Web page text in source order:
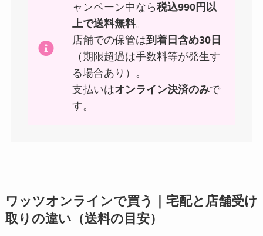
ャンペーン中なら税込990円以
上で送料無料。
店舗での保管は到着日含め30日
（期限超過は手数料等が発生す
る場合あり）。
支払いはオンライン決済のみで
す。
ワッツオンラインで買う｜宅配と店舗受け
取りの違い（送料の目安）